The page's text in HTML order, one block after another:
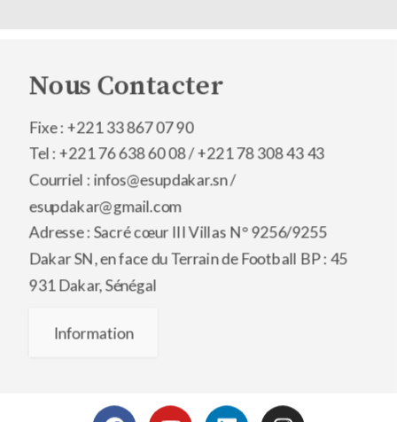
Nous Contacter
Fixe : +221 33 867 07 90
Tel : +221 76 638 60 08 /+221 78 308 43 43
Courriel : infos@esupdakar.sn /
esupdakar@gmail.com
Adresse : Sacré cœur III Villas N° 9256/9255
Dakar SN, en face du Terrain de Football BP : 45
931 Dakar, Sénégal
Information